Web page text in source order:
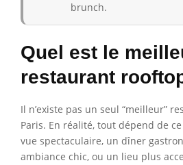
brunch.
Quel est le
restaurant
Il n’existe pas un seul “meilleur”
Paris. En réalité, tout dépend de
vue spectaculaire, un dîner
ambiance chic, ou un lieu plus